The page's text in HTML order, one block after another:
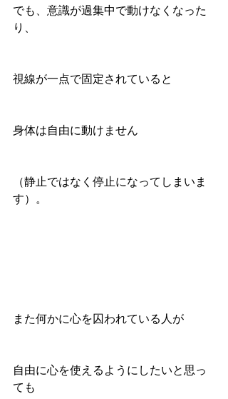
でも、意識が過集中で動けなくなった
り、
視線が一点で固定されていると
身体は自由に動けません
（静止ではなく停止になってしまいま
す）。
また何かに心を囚われている人が
自由に心を使えるようにしたいと思っ
ても